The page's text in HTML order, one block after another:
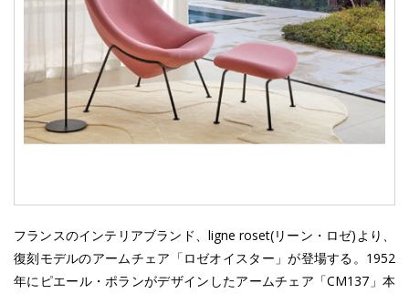
フランスのインテリアブランド、ligne roset(リーン・ロゼ)より、
復刻モデルのアームチェア「ロゼオイスター」が登場する。1952
年にピエール・ポランがデザインしたアームチェア「CM137」本